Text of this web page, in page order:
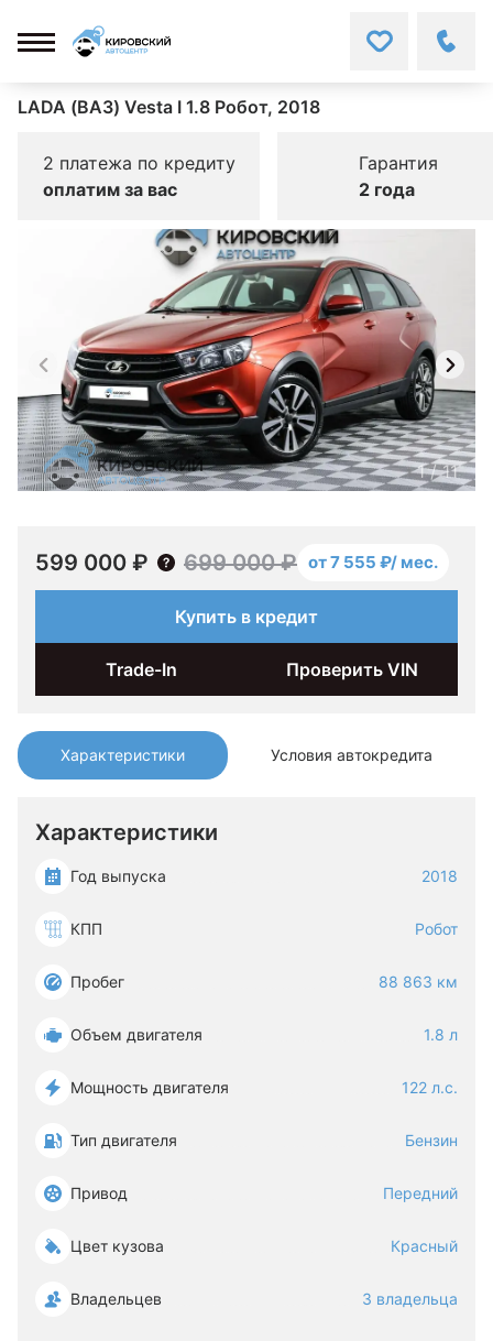
LADA (ВАЗ) Vesta I 1.8 Робот, 2018
2 платежа по кредиту
оплатим за вас
Гарантия
2 года
Характеристики Условия автокредита
Характеристики
Год выпуска 2018
КПП Робот
Пробег 88 863 км
Объем двигателя 1.8 л
Мощность двигателя 122 л.с.
Тип двигателя Бензин
Привод Передний
Цвет кузова Красный
Владельцев 3 владельца
1/11
599 000 ₽ 699 000 ₽ от 7 555 ₽/ мес.
Купить в кредит
Trade-In Проверить VIN